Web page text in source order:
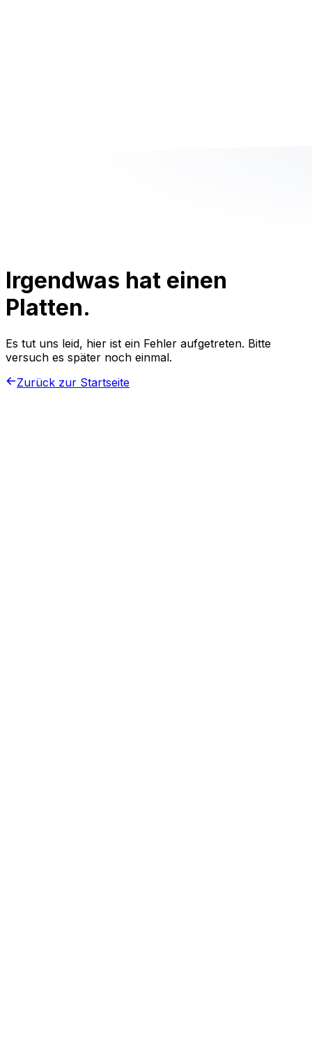
Irgendwas hat einen
Platten.
Es tut uns leid, hier ist ein Fehler aufgetreten. Bitte
versuch es später noch einmal.
Zurück zur Startseite